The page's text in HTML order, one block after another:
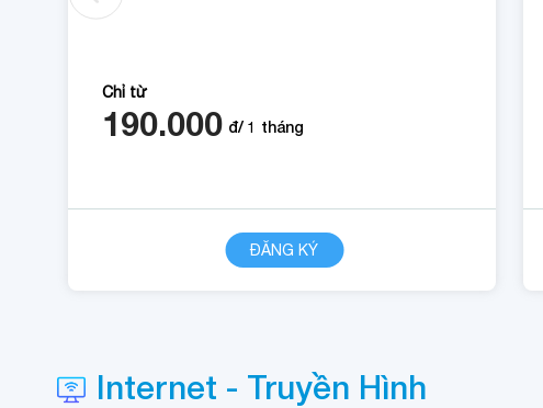
Chỉ từ
190.000 đ/1 tháng
ĐĂNG KÝ
CHI TIẾT
Internet - Truyền Hình